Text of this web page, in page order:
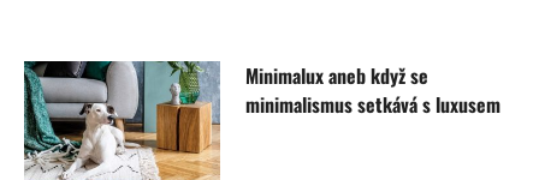
Minimalux aneb když se
minimalismus setkává s luxusem